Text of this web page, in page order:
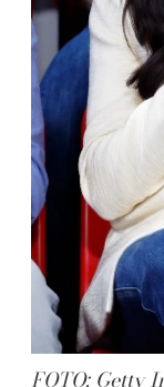
FOTO: Getty